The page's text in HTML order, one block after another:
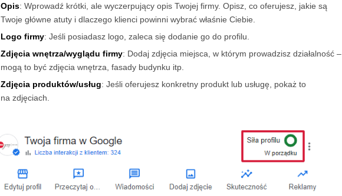
Opis: Wprowadź krótki, ale wyczerpujący opis Twojej firmy. Opisz, co oferujesz, jakie są
Twoje główne atuty i dlaczego klienci powinni wybrać właśnie Ciebie.
Logo firmy: Jeśli posiadasz logo, zaleca się dodanie go do profilu.
Zdjęcia wnętrza/wyglądu firmy: Dodaj zdjęcia miejsca, w którym prowadzisz działalność –
mogą to być zdjęcia wnętrza, fasady budynku itp.
Zdjęcia produktów/usług: Jeśli oferujesz konkretny produkt lub usługę, pokaż to
na zdjęciach.